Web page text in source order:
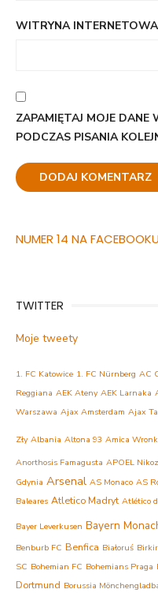
WITRYNA INTERNETOWA
ZAPAMIĘTAJ MOJE DANE
PODCZAS PISANIA
NUMER 14 NA
TWITTER
Moje tweety
1. FC Katowice 1. FC Nürnberg AC
Reggiana AEK Ateny AEK Larnaka
Warszawa Ajax Amsterdam Ajax
Zły Albania Altona 93 Amica
Anorthosis Famagusta APOEL
Gdynia Arsenal AS Monaco AS
Baleares Atletico Madryt Atlético
Bayer Leverkusen Bayern
Benburb FC Benfica Białoruś
SC Bohemian FC Bohemians Praga
Dortmund Borussia